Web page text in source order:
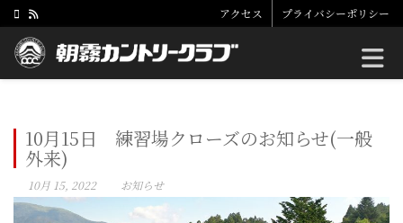
アクセス プライバシーポリシー
10月15日 練習場クローズのお知らせ(一般
外来)
10月 15, 2022 お知らせ